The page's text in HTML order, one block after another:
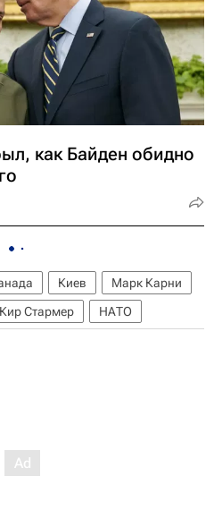
как Байден обидно
Киев
Марк Карни
Кир Стармер НАТО